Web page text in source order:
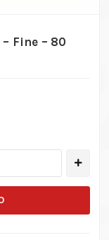
Fine – 80